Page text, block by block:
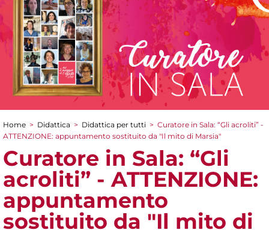
Tu sei qui
Home > Didattica > Didattica per tutti > Curatore in Sala: “Gli acroliti” -
ATTENZIONE: appuntamento sostituito da "Il mito di Marsia"
Curatore in Sala: “Gli
acroliti” - ATTENZIONE:
appuntamento
sostituito da "Il mito di